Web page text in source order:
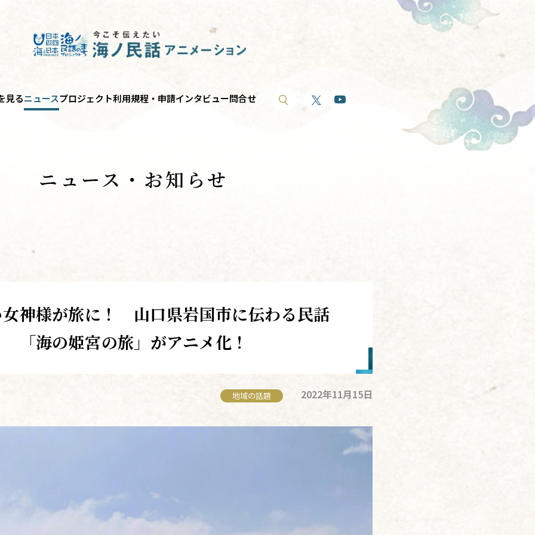
見るニュースプロジェクト利用規程・申請インタビュー問合せ
ニュース・お知らせ
神様が旅に！ 山口県岩国市に伝わる民話
「海の姫宮の旅」がアニメ化！
地域の話題 2022年11月15日